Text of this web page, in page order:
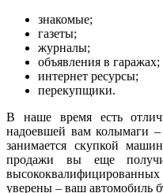
знакомые;
газеты;
журналы;
объявления в гаражах;
интернет ресурсы;
перекупщики.
В наше время есть
надоевшей вам колымаги –
занимается скупкой
продажи вы еще
уверены – ваш автомобиль